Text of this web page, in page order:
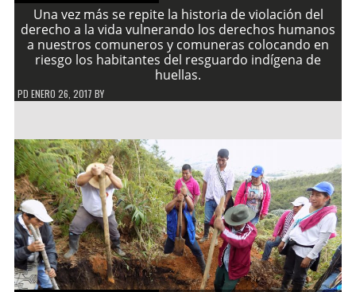
Una vez más se repite la historia de violación del
derecho a la vida vulnerando los derechos humanos
a nuestros comuneros y comuneras colocando en
riesgo los habitantes del resguardo indígena de
huellas.
PD ENERO 26, 2017 BY